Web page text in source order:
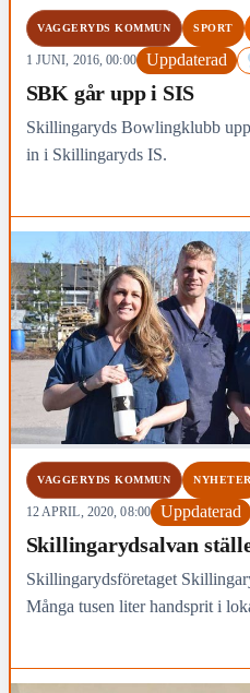
VAGGERYDS KOMMUN SPORT
1 JUNI, 2016, 00:00 Uppdaterad
SBK går upp i SIS
Skillingaryds Bowlingklubb
in i Skillingaryds IS.
VAGGERYDS KOMMUN NYHETER
12 APRIL, 2020, 08:00 Uppdaterad
Skillingarydsalvan
Skillingarydsföretaget
Många tusen liter handsprit i